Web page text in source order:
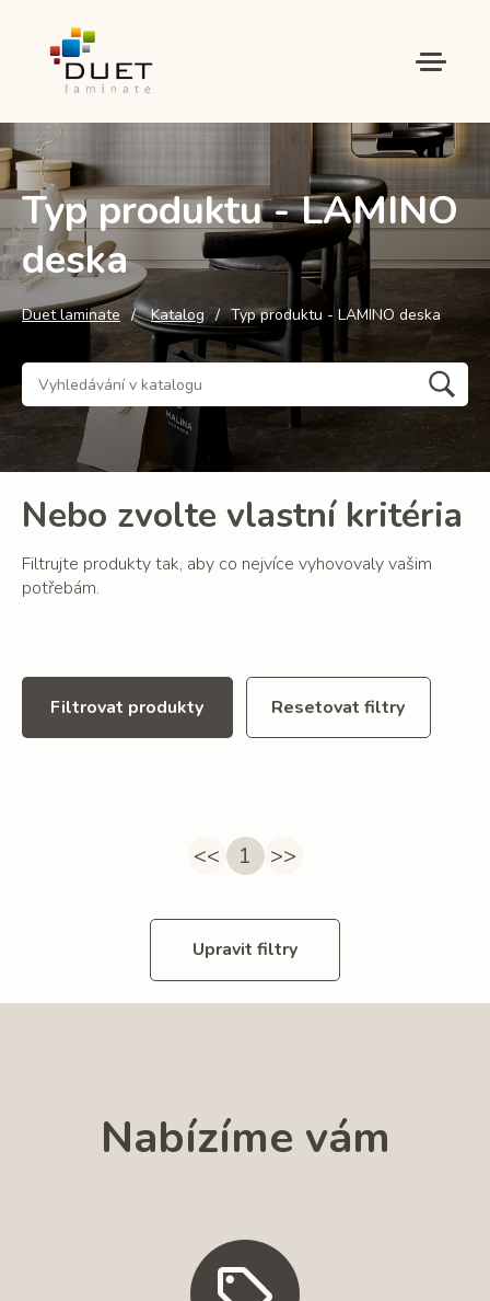
Typ produktu - LAMINO
deska
Duet laminate Katalog Typ produktu - LAMINO deska
Nebo zvolte vlastní kritéria
Filtrujte produkty tak, aby co nejvíce vyhovovaly vašim
potřebám.
Filtrovat produkty Resetovat filtry
<< 1 >>
Upravit filtry
Nabízíme vám